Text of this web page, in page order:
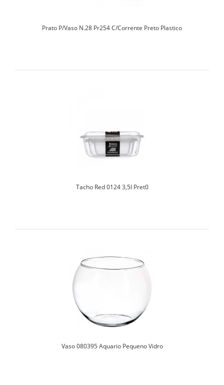
Prato P/Vaso N.28 Pr254 C/Corrente Preto Plastico
Tacho Red 0124 3,5l Pret0
Vaso 080395 Aquario Pequeno Vidro